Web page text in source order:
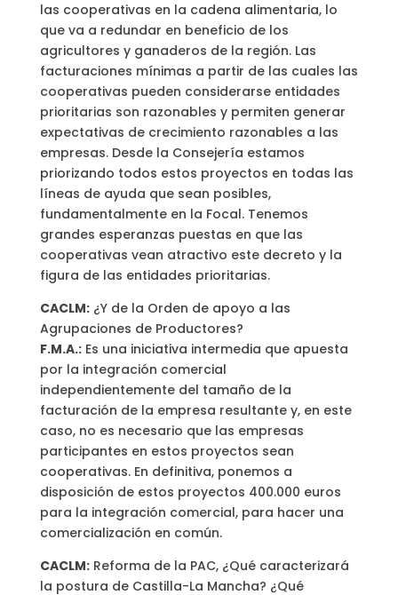
las cooperativas en la cadena alimentaria, lo
que va a redundar en beneficio de los
agricultores y ganaderos de la región. Las
facturaciones mínimas a partir de las cuales las
cooperativas pueden considerarse entidades
prioritarias son razonables y permiten generar
expectativas de crecimiento razonables a las
empresas. Desde la Consejería estamos
priorizando todos estos proyectos en todas las
líneas de ayuda que sean posibles,
fundamentalmente en la Focal. Tenemos
grandes esperanzas puestas en que las
cooperativas vean atractivo este decreto y la
figura de las entidades prioritarias.
CACLM:¿Y de la Orden de apoyo a las
Agrupaciones de Productores?
F.M.A.:Es una iniciativa intermedia que apuesta
por la integración comercial
independientemente del tamaño de la
facturación de la empresa resultante y, en este
caso, no es necesario que las empresas
participantes en estos proyectos sean
cooperativas. En definitiva, ponemos a
disposición de estos proyectos 400.000 euros
para la integración comercial, para hacer una
comercialización en común.
CACLM:Reforma de la PAC, ¿Qué caracterizará
la postura de Castilla-La Mancha? ¿Qué